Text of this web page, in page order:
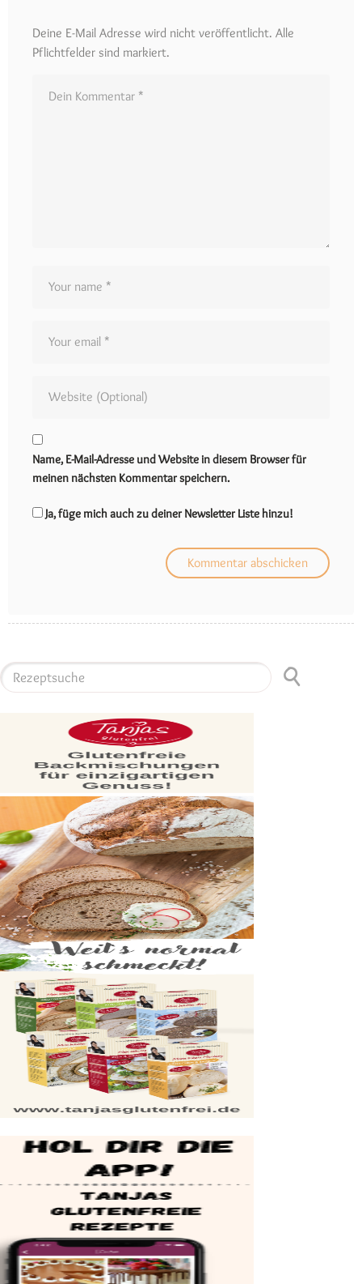
Deine E-Mail Adresse wird nicht veröffentlicht. Alle
Pflichtfelder sind markiert.
Name, E-Mail-Adresse und Website in diesem Browser für
meinen nächsten Kommentar speichern.
Ja, füge mich auch zu deiner Newsletter Liste hinzu!